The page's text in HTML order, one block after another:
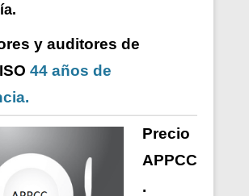
y auditores de
44 años de
Precio
APPCC
.